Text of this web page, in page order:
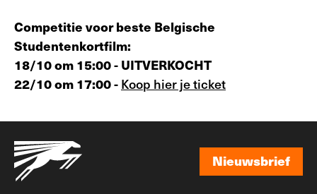
Competitie voor beste Belgische
Studentenkortfilm:
18/10 om 15:00 - UITVERKOCHT
22/10 om 17:00 - Koop hier je ticket
Nieuwsbrief